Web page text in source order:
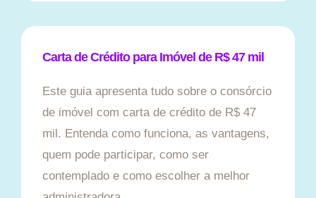
Carta de Crédito para Imóvel de R$ 47 mil
Este guia apresenta tudo sobre o consórcio
de imóvel com carta de crédito de R$ 47
mil. Entenda como funciona, as vantagens,
quem pode participar, como ser
contemplado e como escolher a melhor